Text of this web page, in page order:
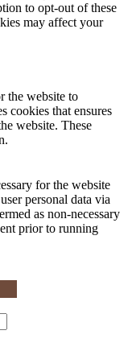
to opt-out of these
may affect your
the website to
cookies that ensures
website. These
for the website
personal data via
as non-necessary
prior to running